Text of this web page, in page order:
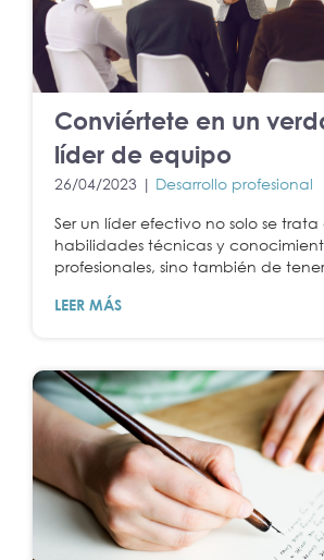
Conviértete en un
líder de equipo
26/04/2023 | Desarrollo profesional
Ser un líder efectivo no solo se
habilidades técnicas y
profesionales, sino también de
LEER MÁS